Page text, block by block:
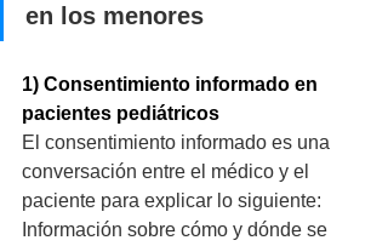
en los menores
1) Consentimiento informado en
pacientes pediátricos
El consentimiento informado es una
conversación entre el médico y el
paciente para explicar lo siguiente:
Información sobre cómo y dónde se